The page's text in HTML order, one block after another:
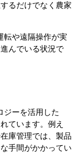
るだけでなく農家
転や遠隔操作が実
んでいる状況で
ジーを活用した
ています。例え
庫管理では、製品
手間がかかってい